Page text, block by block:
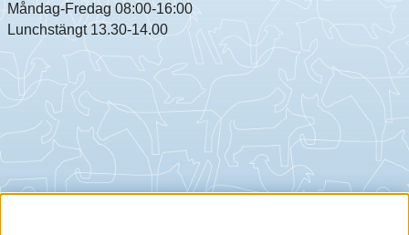
Måndag-Fredag 08:00-16:00
Lunchstängt 13.30-14.00